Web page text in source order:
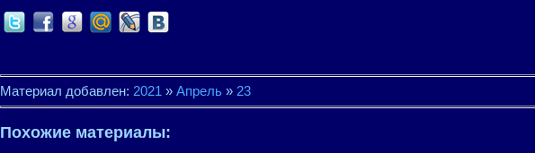
Материал добавлен: 2021 » Апрель » 23
Похожие материалы: